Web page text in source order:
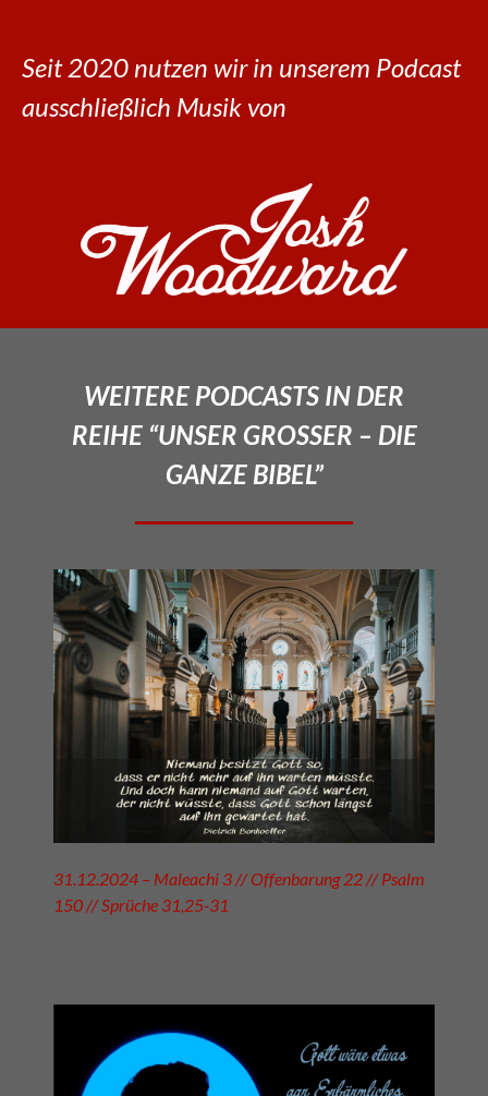
Seit 2020 nutzen wir in unserem Podcast
ausschließlich Musik von
WEITERE PODCASTS IN DER
REIHE “UNSER GROSSER – DIE
GANZE BIBEL”
31.12.2024 – Maleachi 3 // Offenbarung 22 // Psalm
150 // Sprüche 31,25-31